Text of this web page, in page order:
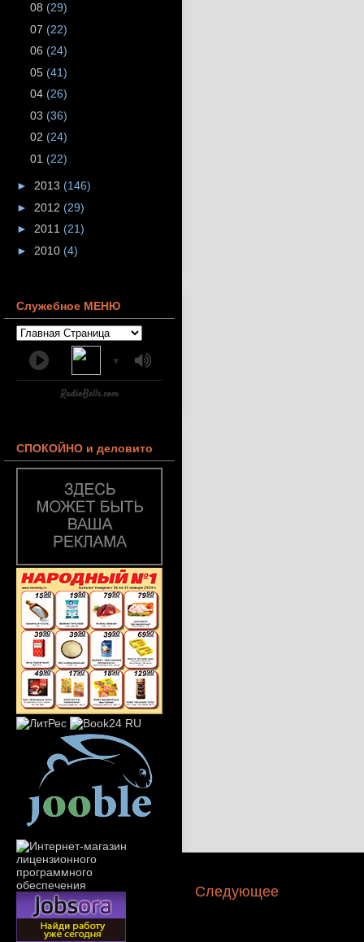
Следующее
08 (29)
07 (22)
06 (24)
05 (41)
04 (26)
03 (36)
02 (24)
01 (22)
► 2013 (146)
► 2012 (29)
► 2011 (21)
► 2010 (4)
Служебное МЕНЮ
▼
СПОКОЙНО и деловито